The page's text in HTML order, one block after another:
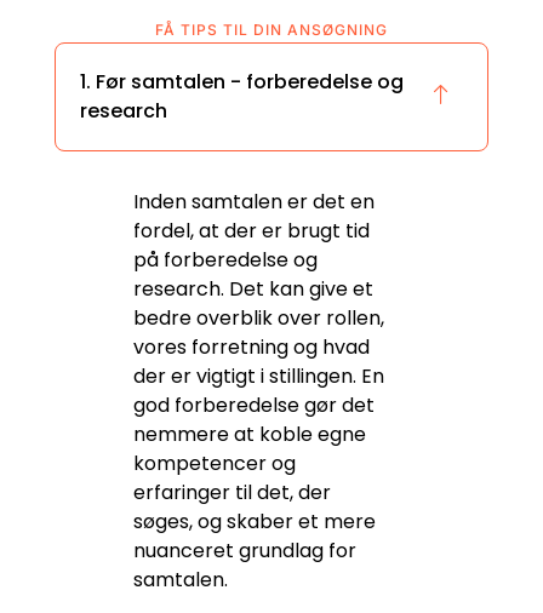
FÅ TIPS TIL DIN ANSØGNING
1. Før samtalen - forberedelse og
research
Inden samtalen er det en
fordel, at der er brugt tid
på forberedelse og
research. Det kan give et
bedre overblik over rollen,
vores forretning og hvad
der er vigtigt i stillingen. En
god forberedelse gør det
nemmere at koble egne
kompetencer og
erfaringer til det, der
søges, og skaber et mere
nuanceret grundlag for
samtalen.